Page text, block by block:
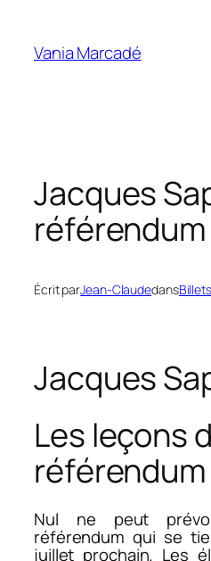
contenu
Vania Marcadé
Jacques
Écrit parJean-Claudedans
Jacques
Les leçons
Nul ne peut
référendum qui se
juillet prochain. Les